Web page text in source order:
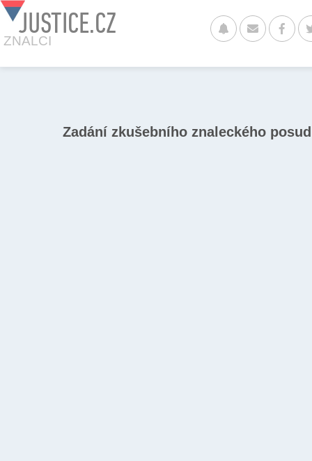
JUSTICE.CZ
ZNALCI
Zadání zkušebního znaleckého